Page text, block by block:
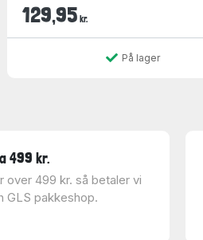
129,95 kr.
På lager
499 kr.
over 499 kr. så betaler vi
GLS pakkeshop.